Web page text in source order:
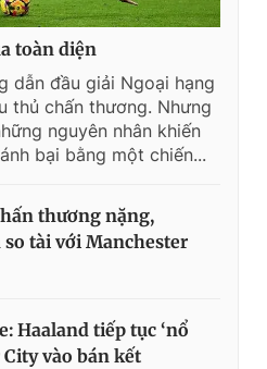
toàn diện
dẫn đầu giải Ngoại hạng
thủ chấn thương. Nhưng
nguyên nhân khiến
bại bằng một chiến...
thương nặng,
tài với Manchester
Haaland tiếp tục ‘nổ
City vào bán kết